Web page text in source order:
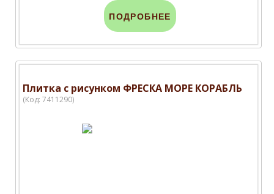
ПОДРОБНЕЕ
Плитка с рисунком ФРЕСКА МОРЕ КОРАБЛЬ
(Код: 7411290)